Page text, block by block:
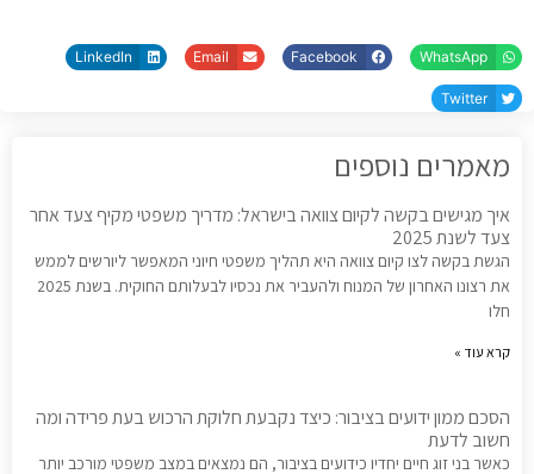
WhatsApp
Facebook
Email
LinkedIn
Twitter
מאמרים נוספים
איך מגישים בקשה לקיום צוואה בישראל: מדריך משפטי מקיף צעד אחר
צעד לשנת 2025
הגשת בקשה לצו קיום צוואה היא תהליך משפטי חיוני המאפשר ליורשים לממש
את רצונו האחרון של המנוח ולהעביר את נכסיו לבעלותם החוקית. בשנת 2025
חלו
קרא עוד »
הסכם ממון ידועים בציבור: כיצד נקבעת חלוקת הרכוש בעת פרידה ומה
חשוב לדעת
כאשר בני זוג חיים יחדיו כידועים בציבור, הם נמצאים במצב משפטי מורכב יותר